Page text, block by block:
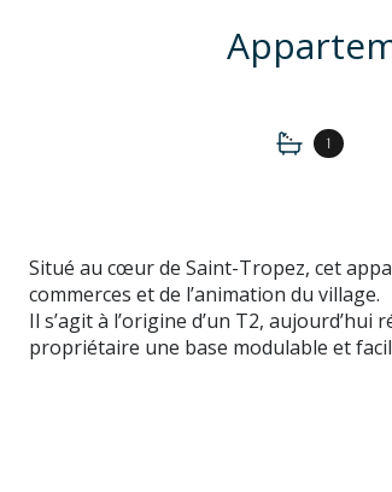
1
Situé au cœur de Saint-Tropez, cet
commerces et de l’animation du village.
Il s’agit à l’origine d’un T2,
propriétaire une base modulable et